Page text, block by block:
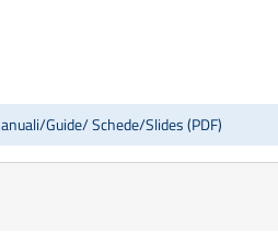
Guide/ Schede/Slides (PDF)